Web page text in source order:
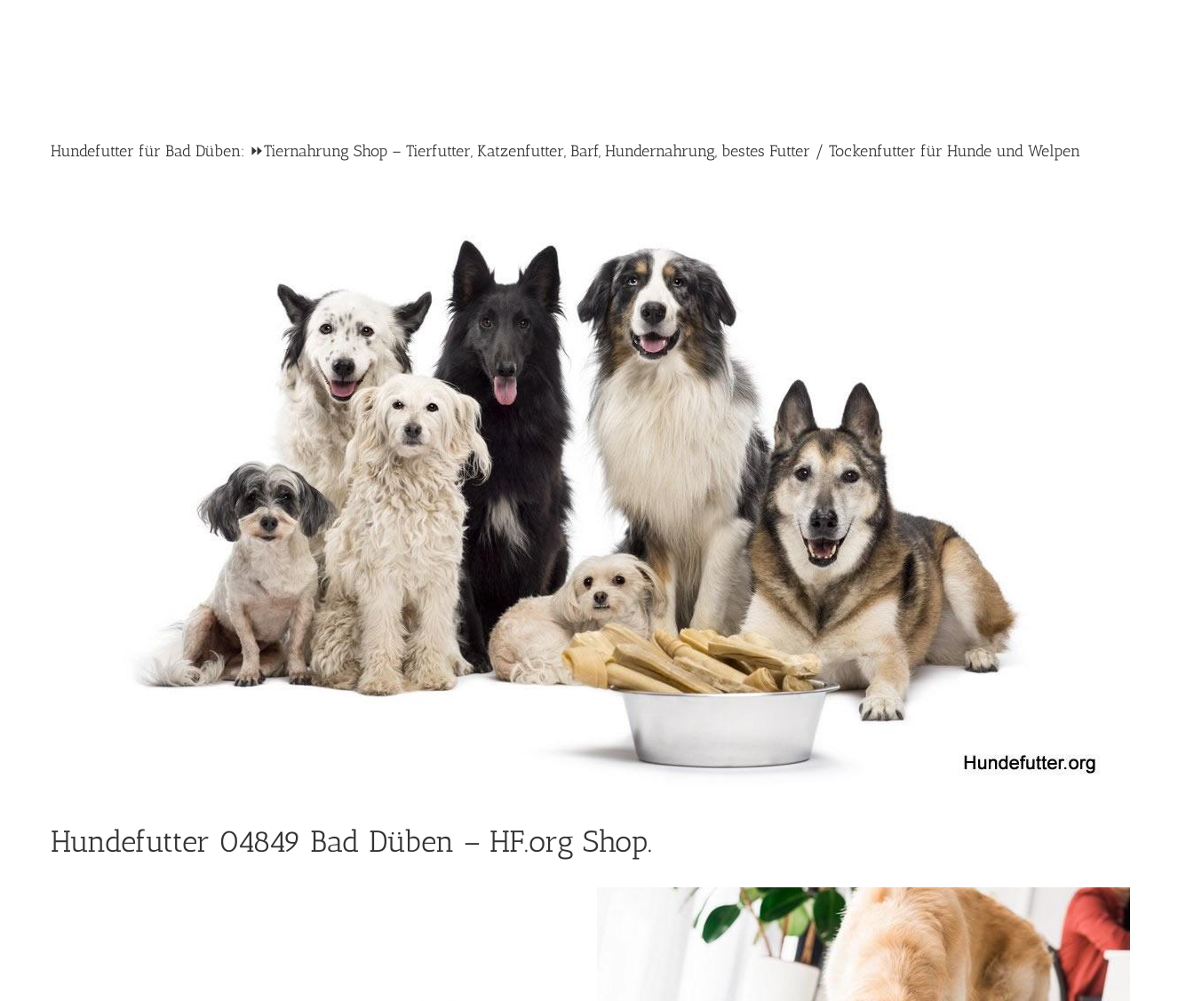
Hundefutter für Bad Düben: ⏩Tiernahrung Shop – Tierfutter, Katzenfutter, Barf, Hundernahrung, bestes Futter / Tockenfutter für Hunde und Welpen
Hundefutter 04849 Bad Düben – HF.org Shop.